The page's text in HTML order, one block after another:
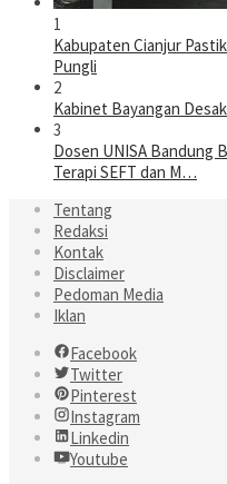
1
Kabupaten Cianjur
Pungli
2
Kabinet Bayangan
3
Dosen UNISA Bandung
Terapi SEFT dan M…
Tentang
Redaksi
Kontak
Disclaimer
Pedoman Media
Iklan
Facebook
Twitter
Pinterest
Instagram
Linkedin
Youtube